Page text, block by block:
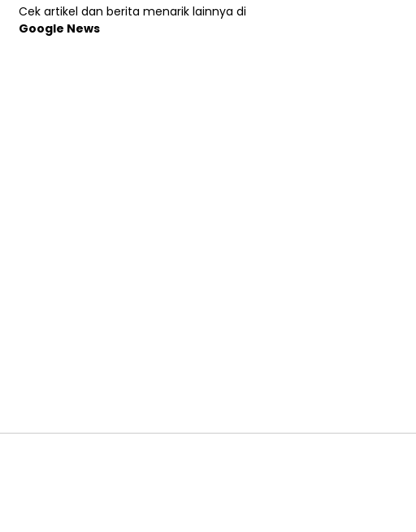
Cek artikel dan berita menarik lainnya di
Google News